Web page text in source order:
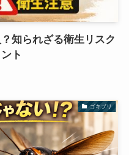
知られざる衛生リスク
ト
ゴキブリ